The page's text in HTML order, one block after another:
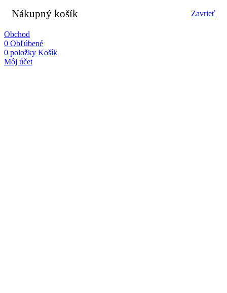
Nákupný košík Zavrieť
Obchod
0 Obľúbené
0 položky Košík
Môj účet